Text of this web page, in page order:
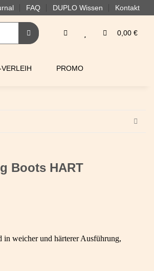
FAQ DUPLO Wissen Kontakt
0,00 €
PROMO
Boots HART
weicher und härterer Ausführung,